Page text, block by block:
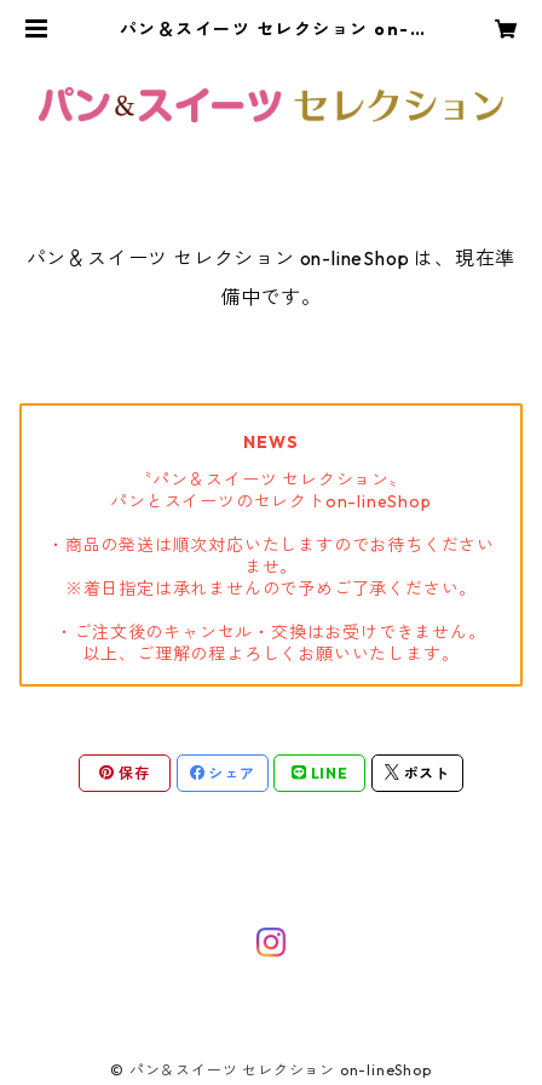
パン＆スイーツ セレクション on-li
パン＆スイーツ セレクション on-lineShop は、現在準
備中です。
NEWS
〝パン＆スイーツ セレクション〟
パンとスイーツのセレクトon-lineShop
・商品の発送は順次対応いたしますのでお待ちください
ませ。
※着日指定は承れませんので予めご了承ください。
・ご注文後のキャンセル・交換はお受けできません。
以上、ご理解の程よろしくお願いいたします。
保存 シェア LINE ポスト
© パン＆スイーツ セレクション on-lineShop